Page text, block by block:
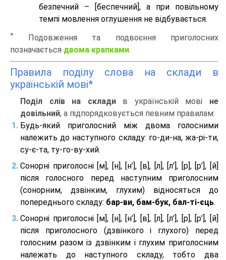
безпечний – [беспечний], а при повільному
темпі мовлення оглушення не відбувається.
*
Подовження та подвоєння приголосних
позначається двома крапками.
Правила поділу слова на склади в
українській мові*
Поділ слів на складив українській мові не
довільний, а підпорядковується певним правилам:
Будь-який приголосний між двома голосними
належить до наступного складу: го-ди-на, жа-рі-ти,
су-є-та, ту-го-ву-хий.
Сонорні приголосні [м], [н], [н’], [в], [л], [л’], [р], [р’], [й]
після голосного перед наступним приголосним
(сонорним, дзвінким, глухим) відносяться до
попереднього складу: бар-ви, бам-бук, бал-ті-єць.
Сонорні приголосні [м], [н], [н’], [в], [л], [л’], [р], [р’], [й]
після приголосного (дзвінкого і глухого) перед
голосним разом із дзвінким і глухим приголосним
належать до наступного складу, тобто два